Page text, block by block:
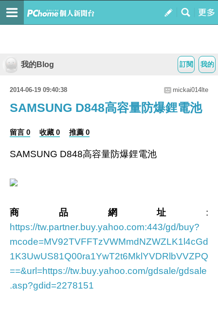
我的
訂閱
我的Blog
2014-06-19 09:40:38 mickai014lte
SAMSUNG D848高容量防爆鋰電池
留言 0 收藏 0 推薦 0
SAMSUNG D848高容量防爆鋰電池
商品網址 :
https://tw.partner.buy.yahoo.com:443/gd/buy?
mcode=MV92TVFFTzVWMmdNZWZLK1l4cGd
1K3UwUS81Q00ra1YwT2t6MklYVDRlbVVZPQ
==&url=https://tw.buy.yahoo.com/gdsale/gdsale
.asp?gdid=2278151